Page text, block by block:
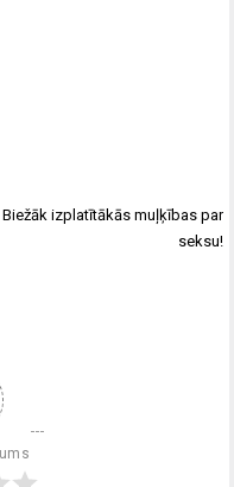
Biežāk izplatītākās muļķības par
seksu!